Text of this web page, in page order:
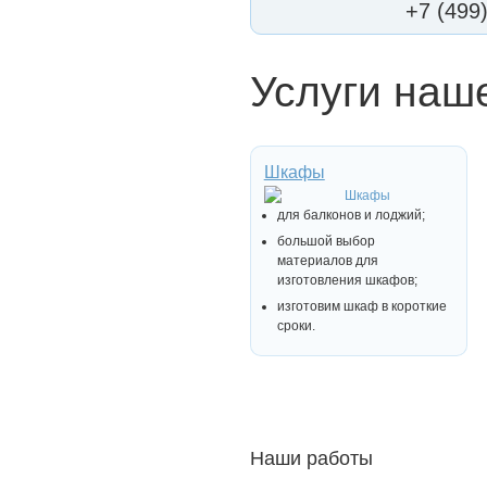
+7
Услуги
Шкафы
для балконов и лоджий;
большой выбор
материалов для
изготовления шкафов;
изготовим шкаф в короткие
сроки.
Наши работы